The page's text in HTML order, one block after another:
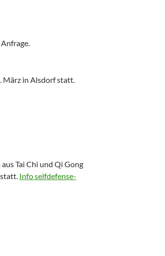
März in Alsdorf statt.
Tai Chi und Qi Gong
Info selfdefense-